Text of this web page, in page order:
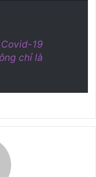
19
chỉ là